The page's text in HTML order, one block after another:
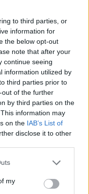
to third parties, or
information for
the below opt-out
note that after your
continue seeing
information utilized by
third parties prior to
of the further
by third parties on the
information may
on the IAB’s List of
disclose it to other
my
und laden Dich
Discord ein, um
machen.